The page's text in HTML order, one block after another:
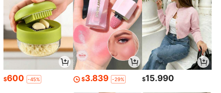
$600 -45% $3.839 -29% $15.990